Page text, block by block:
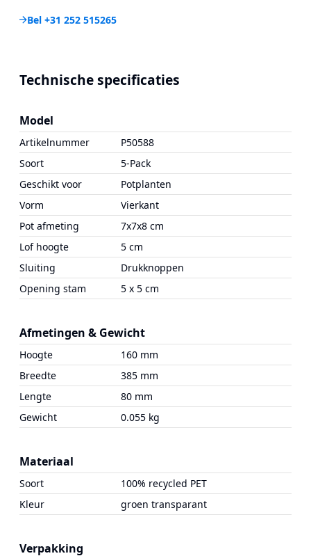
Bel +31 252 515265
Technische specificaties
Model
Artikelnummer
P50588
Soort
5-Pack
Geschikt voor
Potplanten
Vorm
Vierkant
Pot afmeting
7x7x8 cm
Lof hoogte
5 cm
Sluiting
Drukknoppen
Opening stam
5 x 5 cm
Afmetingen & Gewicht
Hoogte
160 mm
Breedte
385 mm
Lengte
80 mm
Gewicht
0.055 kg
Materiaal
Soort
100% recycled PET
Kleur
groen transparant
Verpakking